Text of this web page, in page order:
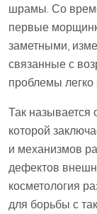
шрамы. Со
первые
заметными,
связанные с
проблемы легко
Так называется
которой
и механизмов
дефектов
косметология
для борьбы с